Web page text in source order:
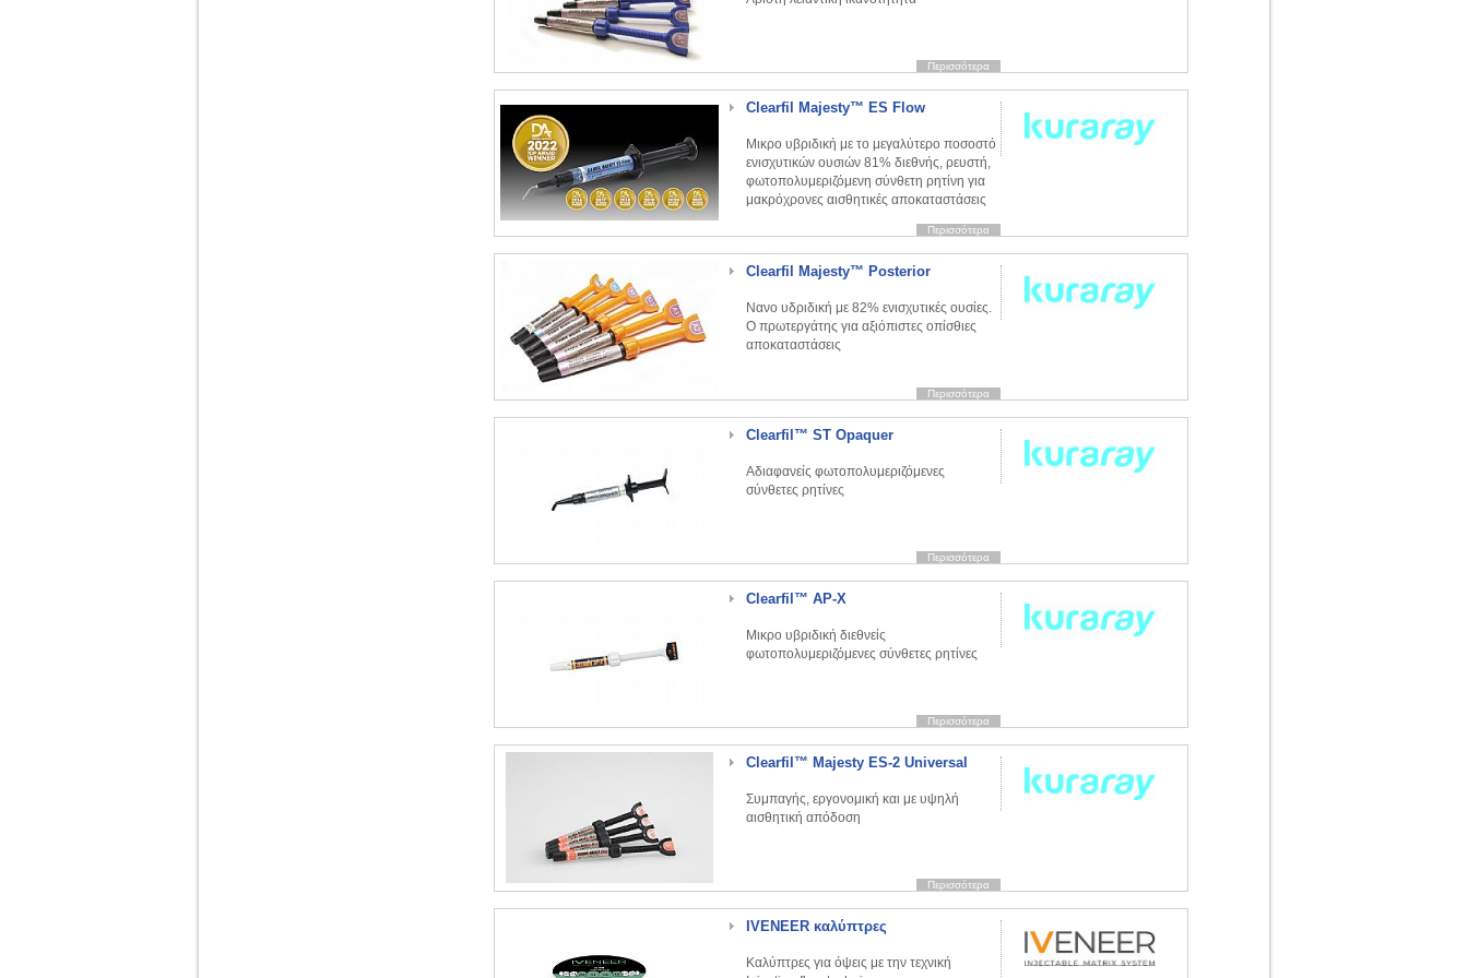
Περισσότερα
Clearfil Majesty™ ES Flow
Μικρο υβριδική με το μεγαλύτερο ποσοστό
ενισχυτικών ουσιών 81% διεθνής, ρευστή,
φωτοπολυμεριζόμενη σύνθετη ρητίνη για
μακρόχρονες αισθητικές αποκαταστάσεις
Περισσότερα
Clearfil Majesty™ Posterior
Νανο υδριδική με 82% ενισχυτικές ουσίες.
Ο πρωτεργάτης για αξιόπιστες οπίσθιες
αποκαταστάσεις
Περισσότερα
Clearfil™ ST Opaquer
Αδιαφανείς φωτοπολυμεριζόμενες
σύνθετες ρητίνες
Περισσότερα
Clearfil™ AP-X
Μικρο υβριδική διεθνείς
φωτοπολυμεριζόμενες σύνθετες ρητίνες
Περισσότερα
Clearfil™ Majesty ES-2 Universal
Συμπαγής, εργονομική και με υψηλή
αισθητική απόδοση
Περισσότερα
IVENEER καλύπτρες
Καλύπτρες για όψεις με την τεχνική